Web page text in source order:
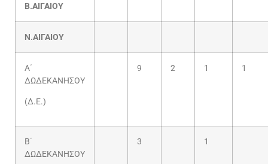
Β.ΑΙΓΑΙΟΥ
Ν.ΑΙΓΑΙΟΥ
Α΄
ΔΩΔΕΚΑΝΗΣΟΥ
(Δ.Ε.)
9 2 1 1
Β΄
ΔΩΔΕΚΑΝΗΣΟΥ
3 1